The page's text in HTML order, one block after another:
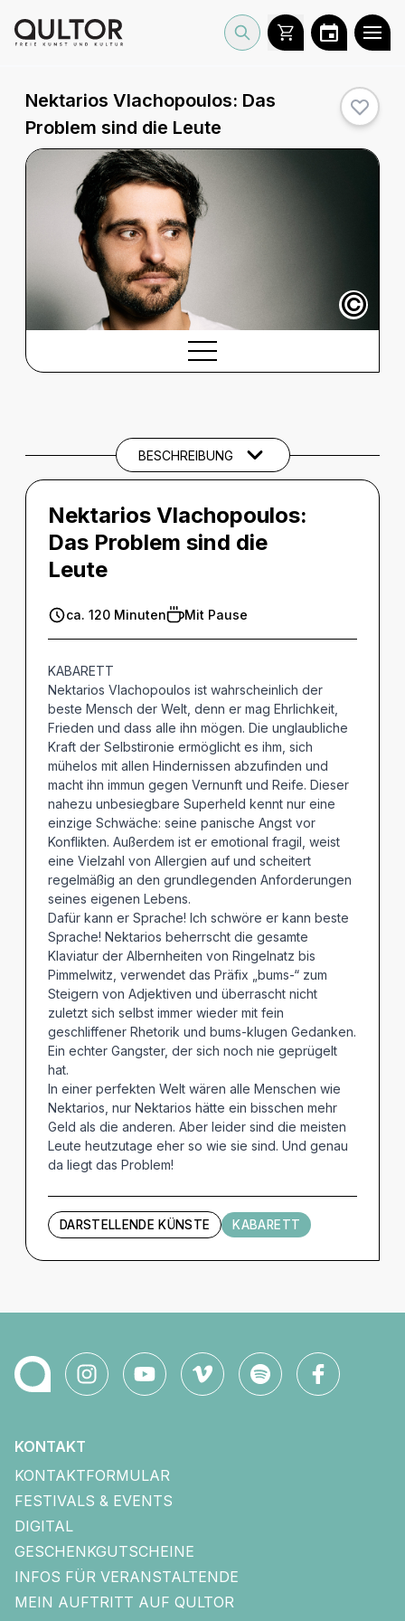
Nektarios Vlachopoulos: Das
Problem sind die Leute
©
BESCHREIBUNG
Nektarios Vlachopoulos:
Das Problem sind die
Leute
ca. 120 Minuten Mit Pause
KABARETT
Nektarios Vlachopoulos ist wahrscheinlich der
beste Mensch der Welt, denn er mag Ehrlichkeit,
Frieden und dass alle ihn mögen. Die unglaubliche
Kraft der Selbstironie ermöglicht es ihm, sich
mühelos mit allen Hindernissen abzufinden und
macht ihn immun gegen Vernunft und Reife. Dieser
nahezu unbesiegbare Superheld kennt nur eine
einzige Schwäche: seine panische Angst vor
Konflikten. Außerdem ist er emotional fragil, weist
eine Vielzahl von Allergien auf und scheitert
regelmäßig an den grundlegenden Anforderungen
seines eigenen Lebens.
Dafür kann er Sprache! Ich schwöre er kann beste
Sprache! Nektarios beherrscht die gesamte
Klaviatur der Albernheiten von Ringelnatz bis
Pimmelwitz, verwendet das Präfix „bums-“ zum
Steigern von Adjektiven und überrascht nicht
zuletzt sich selbst immer wieder mit fein
geschliffener Rhetorik und bums-klugen Gedanken.
Ein echter Gangster, der sich noch nie geprügelt
hat.
In einer perfekten Welt wären alle Menschen wie
Nektarios, nur Nektarios hätte ein bisschen mehr
Geld als die anderen. Aber leider sind die meisten
Leute heutzutage eher so wie sie sind. Und genau
da liegt das Problem!
DARSTELLENDE KÜNSTE KABARETT
KONTAKT
KONTAKTFORMULAR
FESTIVALS & EVENTS
DIGITAL
GESCHENKGUTSCHEINE
INFOS FÜR VERANSTALTENDE
MEIN AUFTRITT AUF QULTOR